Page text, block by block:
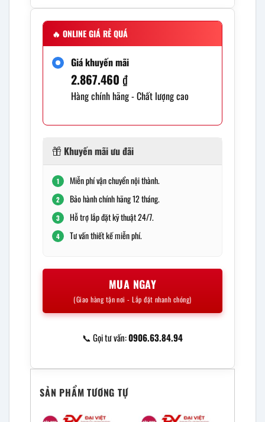
🔥 ONLINE GIÁ RẺ QUÁ
Giá khuyến mãi
2.867.460 ₫
Hàng chính hãng - Chất lượng cao
Khuyến mãi ưu đãi
1 Miễn phí vận chuyển nội thành.
2 Bảo hành chính hãng 12 tháng.
3 Hỗ trợ lắp đặt kỹ thuật 24/7.
4 Tư vấn thiết kế miễn phí.
MUA NGAY
(Giao hàng tận nơi - Lắp đặt nhanh chóng)
📞 Gọi tư vấn:0906.63.84.94
SẢN PHẨM TƯƠNG TỰ